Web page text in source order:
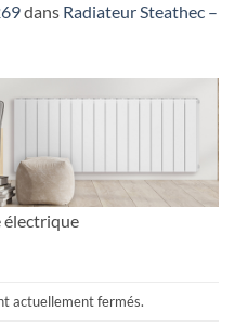
dans Radiateur Steathec –
électrique
actuellement fermés.